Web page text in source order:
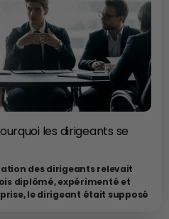
les dirigeants se
des dirigeants relevait
diplômé, expérimenté et
le dirigeant était supposé